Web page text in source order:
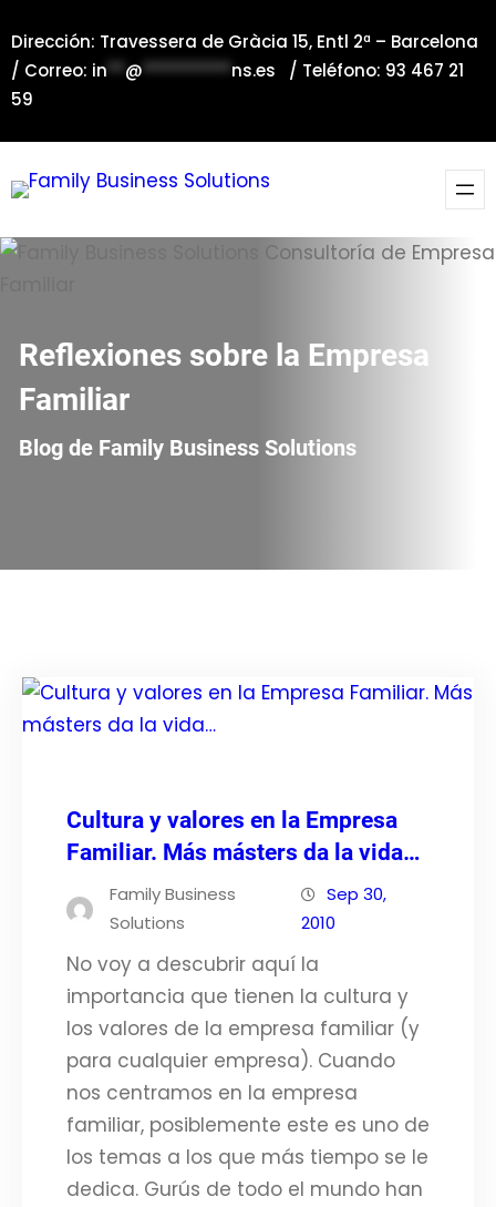
al
contenido
Dirección: Travessera de Gràcia 15, Entl 2ª – Barcelona
/ Correo: in**@**********ns.es / Teléfono: 93 467 21
59
Reflexiones sobre la Empresa
Familiar
Blog de Family Business Solutions
Cultura y valores en la Empresa
Familiar. Más másters da la vida…
Family Business
Solutions
Sep 30,
2010
No voy a descubrir aquí la
importancia que tienen la cultura y
los valores de la empresa familiar (y
para cualquier empresa). Cuando
nos centramos en la empresa
familiar, posiblemente este es uno de
los temas a los que más tiempo se le
dedica. Gurús de todo el mundo han